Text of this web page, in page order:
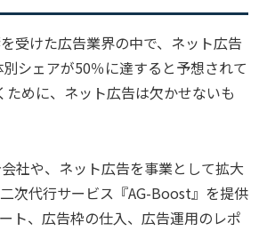
受けた広告業界の中で、ネット広告
シェアが50％に達すると予想されて
めに、ネット広告は欠かせないも
社や、ネット広告を事業として拡大
次代行サービス『AG-Boost』を提供
ト、広告枠の仕入、広告運用のレポ